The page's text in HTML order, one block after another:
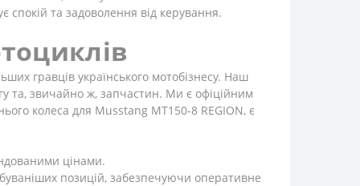
та задоволення від керування.
гравців українського мотобізнесу. Наш
та, звичайно ж, запчастин. Ми є офіційним
колеса для Musstang MT150-8 REGION, є
цінами.
позицій, забезпечуючи оперативне